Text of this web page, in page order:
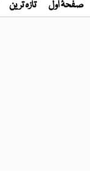
صفحۂ اول تازہ ترین